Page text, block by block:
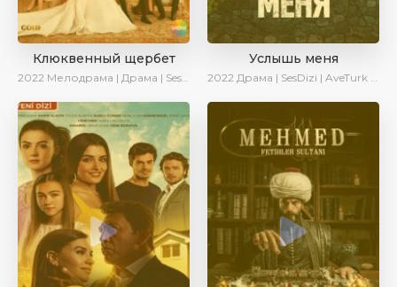
Клюквенный щербет
2022 Мелодрама | Драма | SesDizi
Услышь меня
2022 Драма | SesDizi | AveTurk | Turok1990